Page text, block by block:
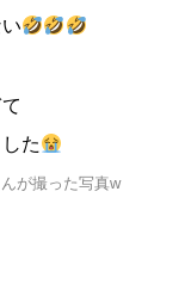
た
が撮った写真w